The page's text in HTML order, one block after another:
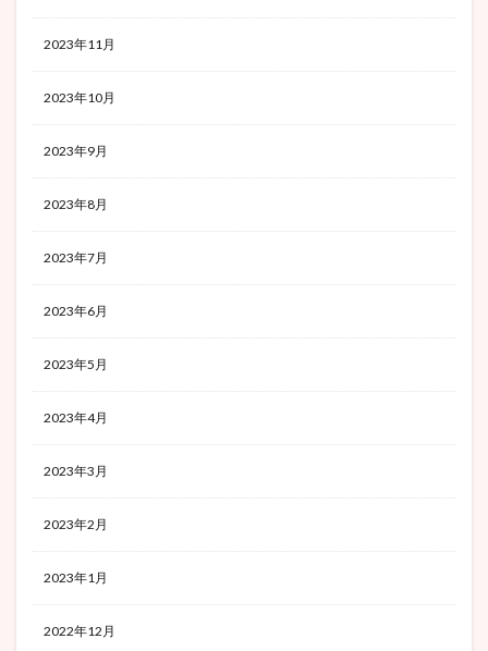
2023年11月
2023年10月
2023年9月
2023年8月
2023年7月
2023年6月
2023年5月
2023年4月
2023年3月
2023年2月
2023年1月
2022年12月